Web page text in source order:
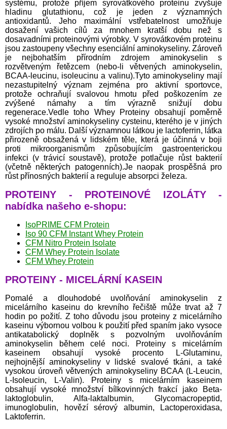
systému, protože příjem syrovátkového proteinu zvyšuje
hladinu glutathionu, což je jeden z významných
antioxidantů. Jeho maximální vstřebatelnost umožňuje
dosažení vašich cílů za mnohem kratší dobu než s
dosavadními proteinovými výrobky. V syrovátkovém proteinu
jsou zastoupeny všechny esenciální aminokyseliny. Zároveň
je nejbohatším přírodním zdrojem aminokyselin s
rozvětveným řetězcem (nebo-li větvených aminokyselin,
BCAA-leucinu, isoleucinu a valinu).Tyto aminokyseliny mají
nezastupitelný význam zejména pro aktivní sportovce,
protože ochraňují svalovou hmotu před poškozením ze
zvýšené námahy a tím výrazně snižují dobu
regenerace.Vedle toho Whey Proteiny obsahují poměrně
vysoké množství aminokyseliny cysteinu, kterého je v jiných
zdrojích po málu. Další významnou látkou je lactoferrin, látka
přirozeně obsažená v lidském těle, která je účinná v boji
proti mikroorganismům způsobujícím gastroenterickou
infekci (v trávicí soustavě), protože potlačuje růst bakterií
(včetně některých patogenních).Je naopak prospěšná pro
růst přínosných bakterií a reguluje absorpci železa.
PROTEINY - PROTEINOVÉ IZOLÁTY -
nabídka našeho e-shopu:
IsoPRIME CFM Protein
Iso 90 CFM Instant Whey Protein
CFM Nitro Protein Isolate
CFM Whey Protein Isolate
CFM Whey Protein
PROTEINY - MICELÁRNÍ KASEIN
Pomalé a dlouhodobé uvolňování aminokyselin z
micelárního kaseinu do krevního řečiště může trvat až 7
hodin po požití. Z toho důvodu jsou proteiny z micelárního
kaseinu výbornou volbou k použití před spaním jako vysoce
antikatabolický doplněk s pozvolným uvolňováním
aminokyselin během celé noci. Proteiny s micelárním
kaseinem obsahují vysoké procento L-Glutaminu,
nejhojnější aminokyseliny v lidské svalové tkáni, a také
vysokou úroveň větvených aminokyseliny BCAA (L-Leucin,
L-Isoleucin, L-Valin). Proteiny s micelárním kaseinem
obsahují vysoké množství bílkovinných frakcí jako Beta-
laktoglobulin, Alfa-laktalbumin, Glycomacropeptid,
imunoglobulin, hovězí sérový albumin, Lactoperoxidasa,
Laktoferrin.